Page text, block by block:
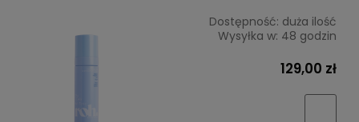
Dostępność: duża ilość
Wysyłka w: 48 godzin
129,00 zł